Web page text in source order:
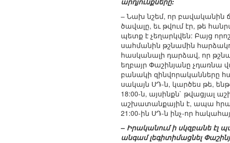
– Նախ նշեմ, որ բավականին
ծավալը, եւ թվում էր, թե
պետք է չեղարկվեն: Բայց
սահմանին թշնամին
հասկանալի դարձավ, որ
եղբայր Փաշինյանը չդառնա
բանակի զինվորականները
սակայն ՍԴ-ն, կարծես թե,
18:00-ն, այսինքն` թվացյալ
աշխատանքային է, ապա
21:00-ին ՍԴ-ն ինչ-որ
– Իրականում ի սկզբանե էլ
անգամ լեգիտիմացնել